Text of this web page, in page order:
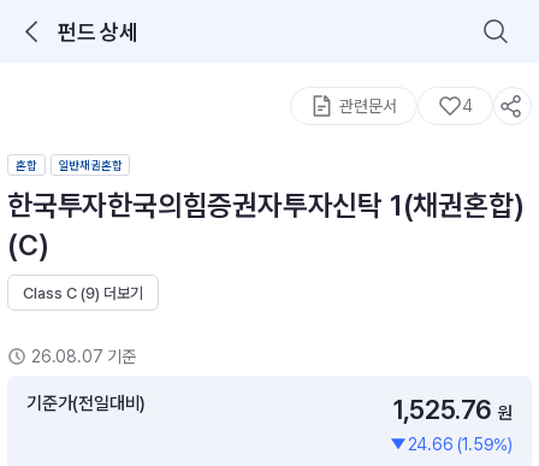
펀드 상세
구성종목 검색
관련문서 4
혼합 일반채권혼합
한국투자한국의힘증권자투자신탁 1(채권혼합)
(C)
Class C (9) 더보기
26.08.07 기준
기준가(전일대비) 1,525.76 원
24.66 (1.59%)
추천 메뉴
ETF 랭킹
월배당 · 모으기 · 포트래빗 관리